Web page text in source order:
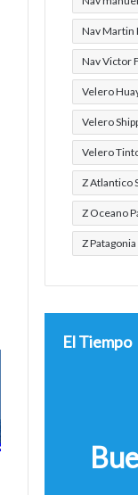
Nav Martin
Nav Victor
Velero
Velero
Velero
Z Atlantico
Z Oceano
Z Patagonia
El Tiempo